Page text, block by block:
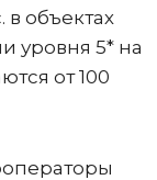
в объектах
уровня 5* на
от 100